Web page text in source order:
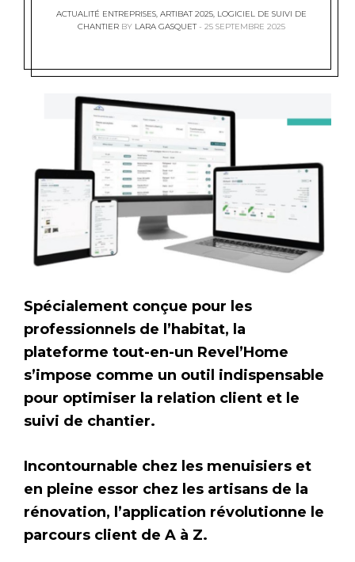
ACTUALITÉ ENTREPRISES, ARTIBAT 2025, LOGICIEL DE SUIVI DE
CHANTIER BY LARA GASQUET 25 SEPTEMBRE 2025
Spécialement conçue pour les
professionnels de l’habitat, la
plateforme tout-en-un Revel’Home
s’impose comme un outil indispensable
pour optimiser la relation client et le
suivi de chantier.
Incontournable chez les menuisiers et
en pleine essor chez les artisans de la
rénovation, l’application révolutionne le
parcours client de A à Z.